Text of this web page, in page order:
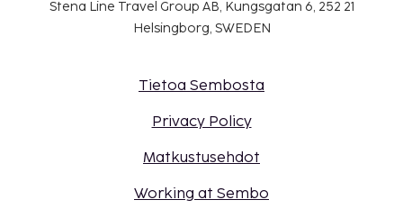
Stena Line Travel Group AB, Kungsgatan 6, 252 21
Helsingborg, SWEDEN
Tietoa Sembosta
Privacy Policy
Matkustusehdot
Working at Sembo